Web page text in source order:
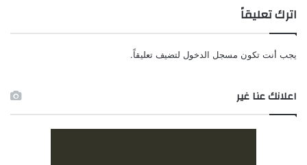
اترك تعليقاً
يجب أنت تكون مسجل الدخول لتضيف تعليقاً.
اعلانك عنا غير